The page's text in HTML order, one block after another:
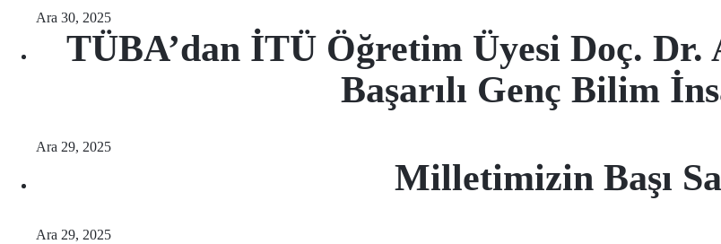
Ara 30, 2025
TÜBA’dan İTÜ Öğretim Üyesi Doç. Dr.
Başarılı Genç Bilim
Ara 29, 2025
Milletimizin Başı
Ara 29, 2025